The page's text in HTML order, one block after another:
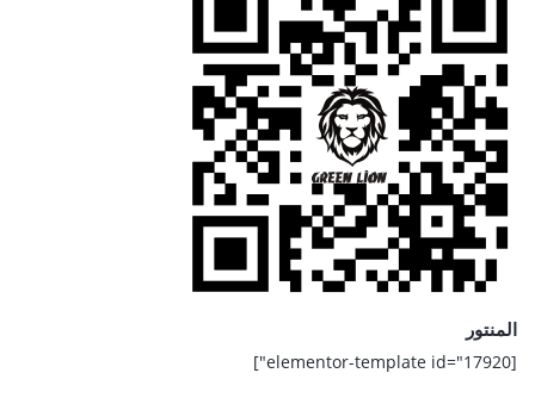
المنتور
[elementor-template id="17920"]